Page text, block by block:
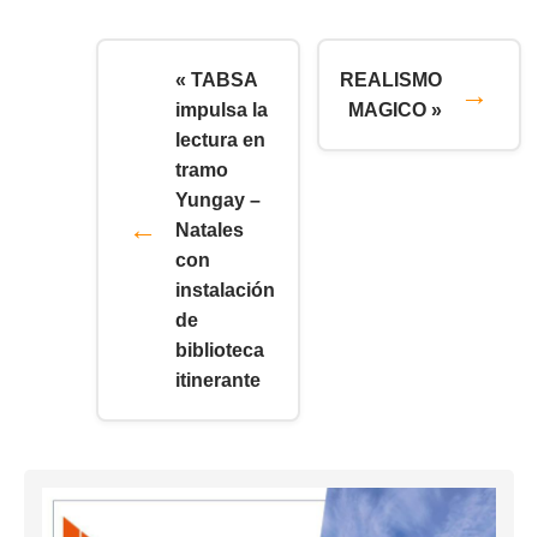
« TABSA
impulsa la
lectura en
tramo
Yungay –
Natales
con
instalación
de
biblioteca
itinerante
REALISMO
MAGICO »